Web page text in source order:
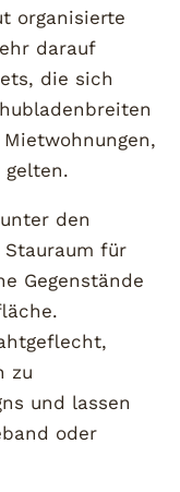
organisierte
darauf
die sich
den
für
Gegenstände
zu
und lassen
oder